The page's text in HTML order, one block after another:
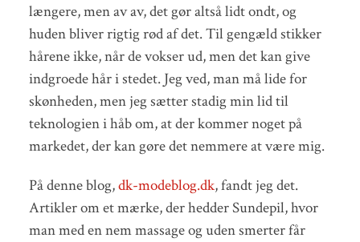
længere, men av av, det gør altså lidt ondt, og
huden bliver rigtig rød af det. Til gengæld stikker
hårene ikke, når de vokser ud, men det kan give
indgroede hår i stedet. Jeg ved, man må lide for
skønheden, men jeg sætter stadig min lid til
teknologien i håb om, at der kommer noget på
markedet, der kan gøre det nemmere at være mig.
På denne blog,dk-modeblog.dk, fandt jeg det.
Artikler om et mærke, der hedder Sundepil, hvor
man med en nem massage og uden smerter får